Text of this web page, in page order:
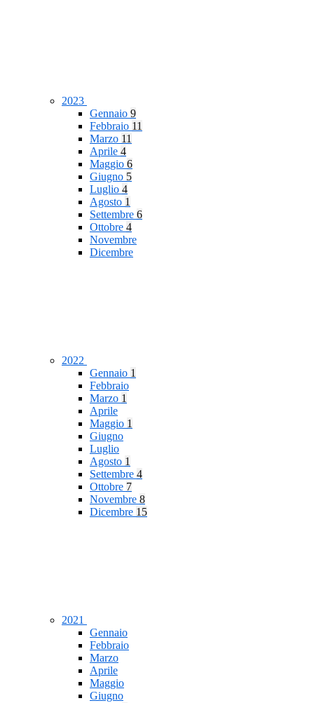
2023
Gennaio 9
Febbraio 11
Marzo 11
Aprile 4
Maggio 6
Giugno 5
Luglio 4
Agosto 1
Settembre 6
Ottobre 4
Novembre
Dicembre
2022
Gennaio 1
Febbraio
Marzo 1
Aprile
Maggio 1
Giugno
Luglio
Agosto 1
Settembre 4
Ottobre 7
Novembre 8
Dicembre 15
2021
Gennaio
Febbraio
Marzo
Aprile
Maggio
Giugno